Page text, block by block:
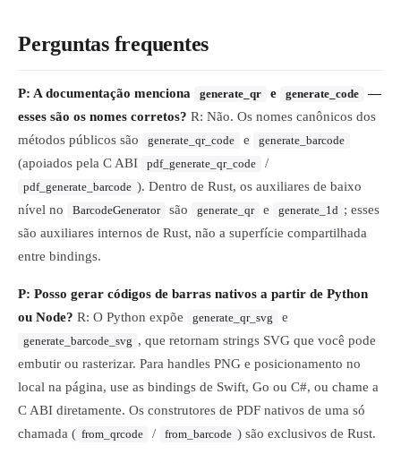
Perguntas frequentes
P: A documentação menciona generate_qr e generate_code
—
esses são os nomes corretos? R: Não. Os nomes canônicos dos
métodos públicos são
generate_qr_code e generate_barcode
(apoiados pela C ABI pdf_generate_qr_code /
pdf_generate_barcode ). Dentro de Rust, os auxiliares de baixo
nível no
BarcodeGenerator são generate_qr e generate_1d ; esses
são auxiliares internos de Rust, não a superfície compartilhada
entre bindings.
P: Posso gerar códigos de barras nativos a partir de Python
ou Node? R: O Python expõe generate_qr_svg e
generate_barcode_svg , que retornam strings SVG que você pode
embutir ou rasterizar. Para handles PNG e posicionamento no
local na página, use as bindings de Swift, Go ou C#, ou chame a
C ABI diretamente. Os construtores de PDF nativos de uma só
chamada ( from_qrcode / from_barcode ) são exclusivos de Rust.